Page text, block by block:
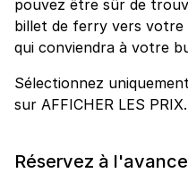
pouvez être sûr de
billet de ferry vers votre
qui conviendra à votre
Sélectionnez
sur AFFICHER LES
Réservez à